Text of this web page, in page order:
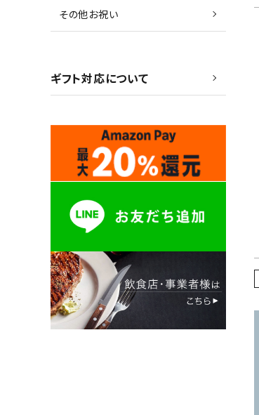
その他お祝い
ギフト対応について